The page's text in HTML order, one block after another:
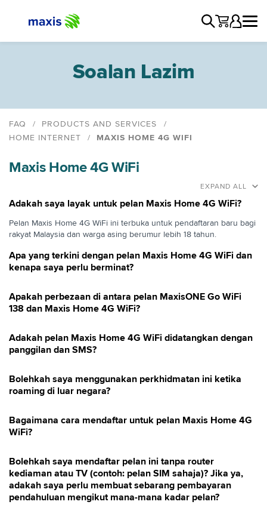
Soalan Lazim
FAQ
PRODUCTS AND SERVICES
HOME INTERNET
MAXIS HOME 4G WIFI
Maxis Home 4G WiFi
EXPAND ALL
Adakah saya layak untuk pelan Maxis Home 4G WiFi?
Pelan Maxis Home 4G WiFi ini terbuka untuk pendaftaran baru bagi
rakyat Malaysia dan warga asing berumur lebih 18 tahun.
Apa yang terkini dengan pelan Maxis Home 4G WiFi dan
kenapa saya perlu berminat?
Apakah perbezaan di antara pelan MaxisONE Go WiFi
138 dan Maxis Home 4G WiFi?
Adakah pelan Maxis Home 4G WiFi didatangkan dengan
panggilan dan SMS?
Bolehkah saya menggunakan perkhidmatan ini ketika
roaming di luar negara?
Bagaimana cara mendaftar untuk pelan Maxis Home 4G
WiFi?
Bolehkah saya mendaftar pelan ini tanpa router
kediaman atau TV (contoh: pelan SIM sahaja)? Jika ya,
adakah saya perlu membuat sebarang pembayaran
pendahuluan mengikut mana-mana kadar pelan?